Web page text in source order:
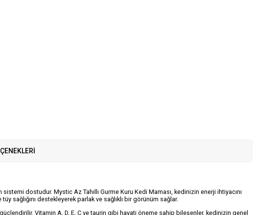
dostudur. Mystic Az Tahıllı Gurme Kuru Kedi Maması, kedinizin enerji ihtiyacını
sağlığını destekleyerek parlak ve sağlıklı bir görünüm sağlar.
Vitamin A, D, E, C ve taurin gibi hayati öneme sahip bileşenler, kedinizin genel